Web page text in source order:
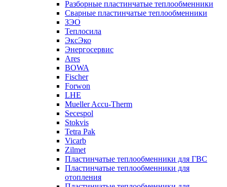
Разборные пластинчатые теплообменники
Сварные пластинчатые теплообменники
ЗЭО
Теплосила
ЭксЭко
Энергосервис
Ares
BOWA
Fischer
Forwon
LHE
Mueller Accu-Therm
Secespol
Stokvis
Tetra Pak
Vicarb
Zilmet
Пластинчатые теплообменники для ГВС
Пластинчатые теплообменники для
отопления